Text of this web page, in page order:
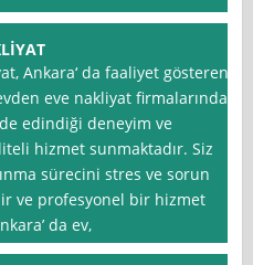
Ankara‘ da faaliyet gösteren
eve nakliyat firmalarından
edindiği deneyim ve
hizmet sunmaktadır. Siz
sürecini stres ve sorun
ve profesyonel bir hizmet
da ev,